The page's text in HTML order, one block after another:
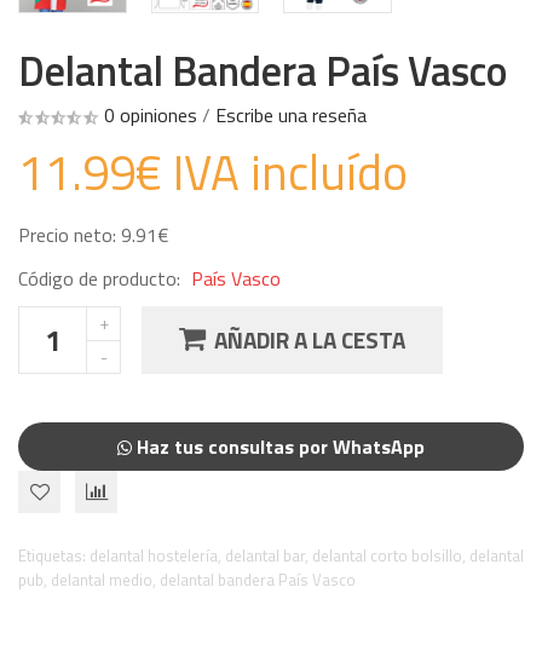
Delantal Bandera País Vasco
0 opiniones / Escribe una reseña
11.99€ IVA incluído
Precio neto: 9.91€
Código de producto: País Vasco
AÑADIR A LA CESTA
Haz tus consultas por WhatsApp
Etiquetas: delantal hostelería, delantal bar, delantal corto bolsillo, delantal
pub, delantal medio, delantal bandera País Vasco